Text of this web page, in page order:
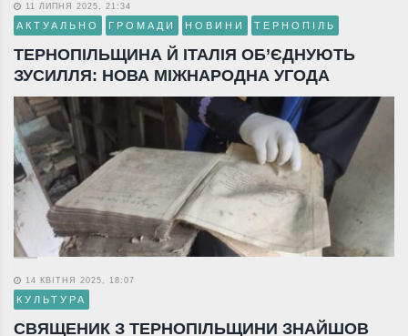
11 ЛИПНЯ 2025, 21:34
АКТУАЛЬНО ГРОМАДИ НОВИНИ ТЕРНОПІЛЬ
ТЕРНОПІЛЬЩИНА Й ІТАЛІЯ ОБ’ЄДНУЮТЬ
ЗУСИЛЛЯ: НОВА МІЖНАРОДНА УГОДА
14 КВІТНЯ 2025, 18:07
КУЛЬТУРА
СВЯЩЕНИК З ТЕРНОПІЛЬЩИНИ ЗНАЙШОВ